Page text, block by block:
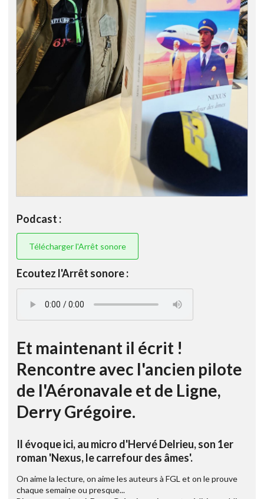
Podcast :
Télécharger l'Arrêt sonore
Ecoutez l'Arrêt sonore :
Et maintenant il écrit !
Rencontre avec l'ancien pilote
de l'Aéronavale et de Ligne,
Derry Grégoire.
Il évoque ici, au micro d'Hervé Delrieu, son 1er
roman 'Nexus, le carrefour des âmes'.
On aime la lecture, on aime les auteurs à FGL et on le prouve
chaque semaine ou presque...